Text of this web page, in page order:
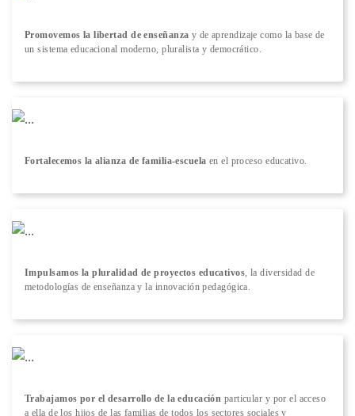
Promovemos la libertad de enseñanza y de aprendizaje como la base de
un sistema educacional moderno, pluralista y democrático.
Fortalecemos la alianza de familia-escuela en el proceso educativo.
Impulsamos la pluralidad de proyectos educativos, la diversidad de
metodologías de enseñanza y la innovación pedagógica.
Trabajamos por el desarrollo de la educación particular y por el acceso
a ella de los hijos de las familias de todos los sectores sociales y